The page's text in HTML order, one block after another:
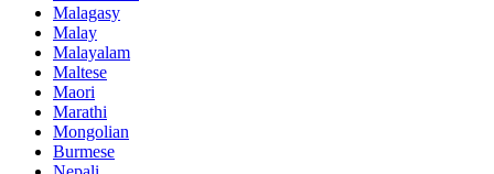
Malagasy
Malay
Malayalam
Maltese
Maori
Marathi
Mongolian
Burmese